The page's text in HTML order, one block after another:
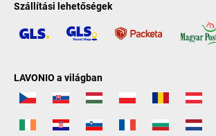
Szállítási lehetőségek
LAVONIO a világban